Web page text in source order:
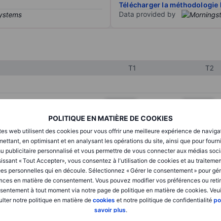
POLITIQUE EN MATIÈRE DE COOKIES
web utilisent des cookies pour vous offrir une meilleure expérience de
en optimisant et en analysant les opérations du site, ainsi que pour
publicitaire personnalisé et vous permettre de vous connecter aux médias
« Tout Accepter», vous consentez à l'utilisation de cookies et au
personnelles qui en découle. Sélectionnez « Gérer le consentement » pour
en matière de consentement. Vous pouvez modifier vos préférences ou
à tout moment via notre page de politique en matière de cookies.
notre politique en matière de cookies et notre politique de confidentialité
savoir plus.
Télécharger la méthodologie
Data provided by
T1 T2
XXXXXXX XXXXXXX
XXXXXXX
XXXXXXX XXXXXXX
XXXXXXX XXXXXXX
XXXXXXX XXXXXXX